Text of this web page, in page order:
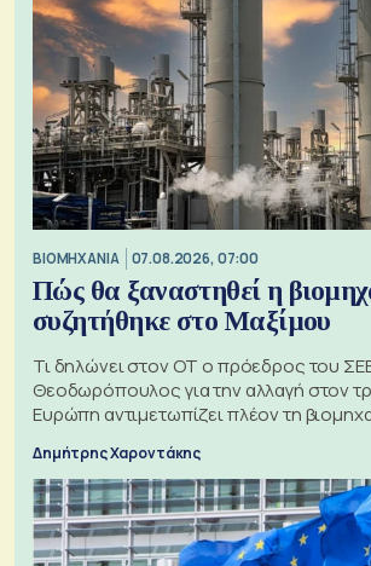
ΒΙΟΜΗΧΑΝΙΑ 07.08.2026, 07:00
Πώς θα ξαναστηθεί η
συζητήθηκε στο Μαξίμου
Τι δηλώνει στον ΟΤ ο πρόεδρος του
Θεοδωρόπουλος για την αλλαγή στον
Ευρώπη αντιμετωπίζει πλέον τη
Δημήτρης Χαροντάκης